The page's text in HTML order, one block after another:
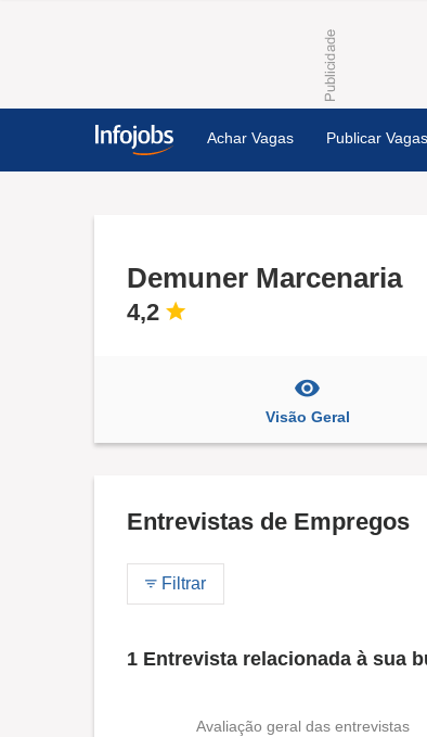
Achar Vagas Publicar Vagas
Demuner Marcenaria
4,2
Visão Geral
Entrevistas de Empregos
Filtrar
1 Entrevista relacionada à sua
Avaliação geral das entrevistas